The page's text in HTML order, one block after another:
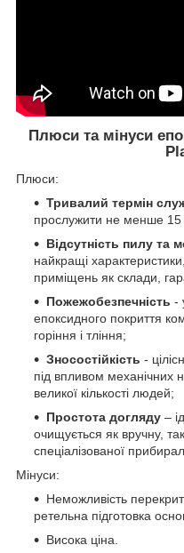
Плюси та мінуси
Плюси:
Тривалий термін
прослужити не менше 15
Відсутність пилу та
найкращі
приміщень як склади,
Пожежобезпечність -
епоксидного покриття
горіння і тління;
Зносостійкість -
під впливом механічних
великої кількості людей;
Простота догляду –
очищується як вручну,
спеціалізованої
Мінуси:
Неможливість
ретельна підготовка
Висока ціна.